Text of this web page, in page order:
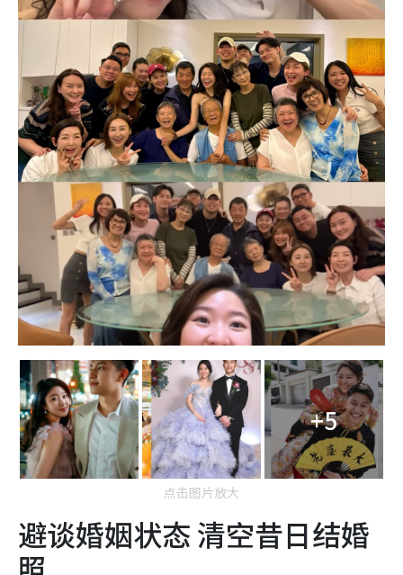
+5
点击图片放大
避谈婚姻状态 清空昔日结婚